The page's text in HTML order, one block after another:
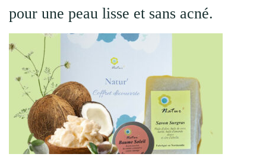
pour une peau lisse et sans acné.